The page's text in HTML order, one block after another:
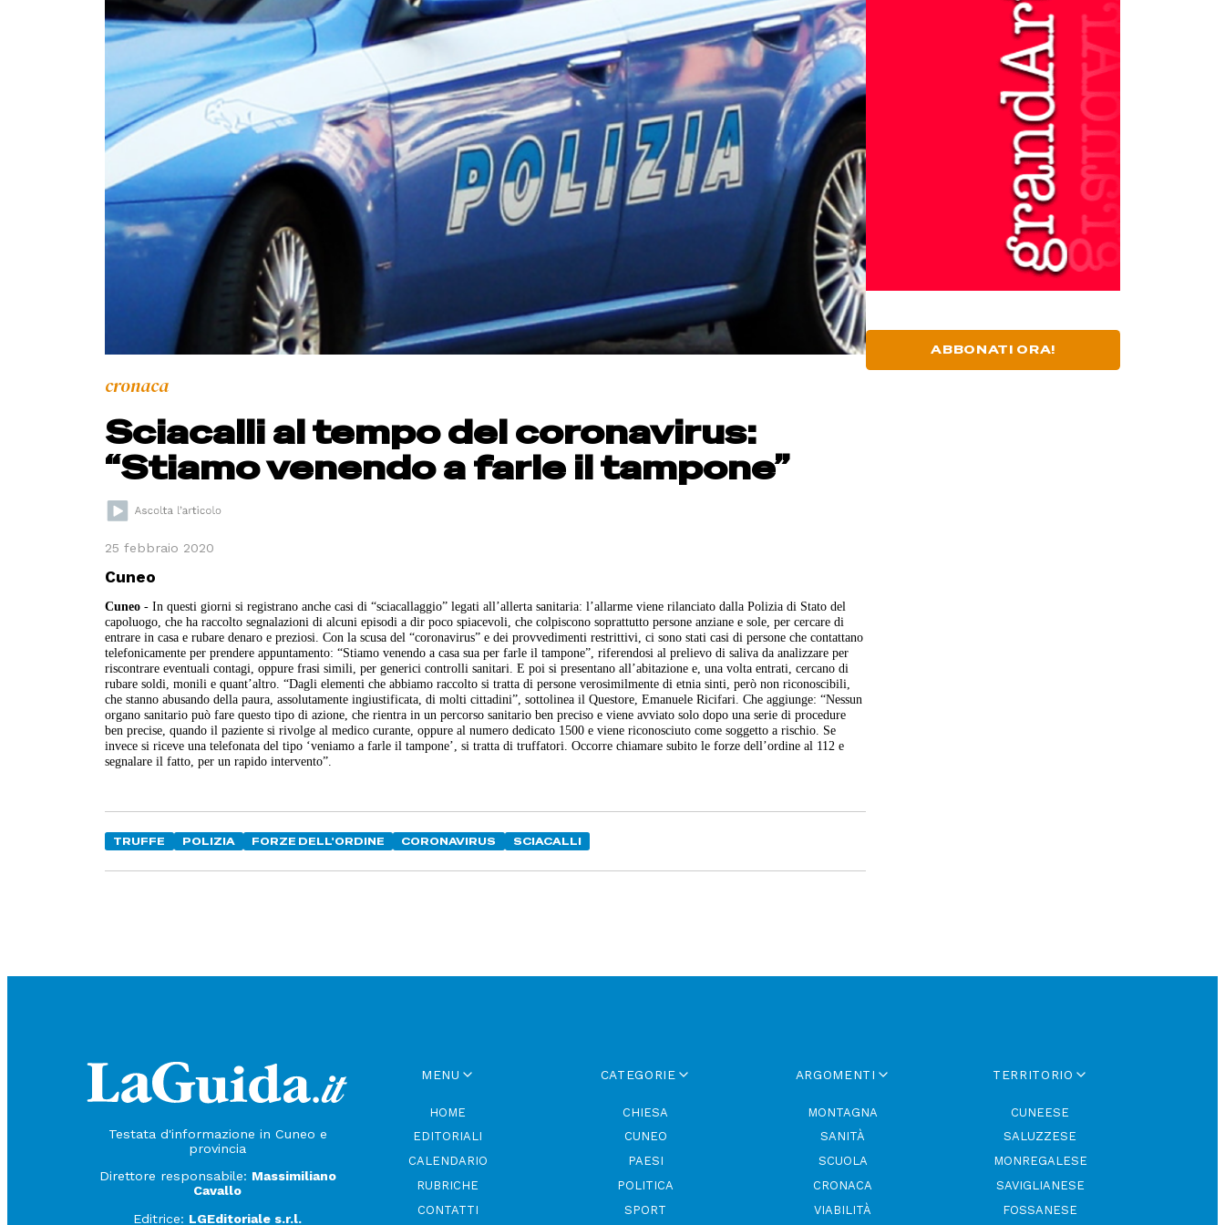
cronaca
Sciacalli al tempo del coronavirus:
“Stiamo venendo a farle il tampone”
25 febbraio 2020
Cuneo
Cuneo - In questi giorni si registrano anche casi di “sciacallaggio” legati all’allerta sanitaria: l’allarme viene rilanciato dalla Polizia di Stato del
capoluogo, che ha raccolto segnalazioni di alcuni episodi a dir poco spiacevoli, che colpiscono soprattutto persone anziane e sole, per cercare di
entrare in casa e rubare denaro e preziosi. Con la scusa del “coronavirus” e dei provvedimenti restrittivi, ci sono stati casi di persone che contattano
telefonicamente per prendere appuntamento: “Stiamo venendo a casa sua per farle il tampone”, riferendosi al prelievo di saliva da analizzare per
riscontrare eventuali contagi, oppure frasi simili, per generici controlli sanitari. E poi si presentano all’abitazione e, una volta entrati, cercano di
rubare soldi, monili e quant’altro. “Dagli elementi che abbiamo raccolto si tratta di persone verosimilmente di etnia sinti, però non riconoscibili,
che stanno abusando della paura, assolutamente ingiustificata, di molti cittadini”, sottolinea il Questore, Emanuele Ricifari. Che aggiunge: “Nessun
organo sanitario può fare questo tipo di azione, che rientra in un percorso sanitario ben preciso e viene avviato solo dopo una serie di procedure
ben precise, quando il paziente si rivolge al medico curante, oppure al numero dedicato 1500 e viene riconosciuto come soggetto a rischio. Se
invece si riceve una telefonata del tipo ‘veniamo a farle il tampone’, si tratta di truffatori. Occorre chiamare subito le forze dell’ordine al 112 e
segnalare il fatto, per un rapido intervento”.
TRUFFE POLIZIA FORZE DELL'ORDINE CORONAVIRUS SCIACALLI
ABBONATI ORA!
Testata d'informazione in Cuneo e
provincia
Direttore responsabile: Massimiliano
Cavallo
Editrice: LGEditoriale s.r.l.
MENU
HOME
EDITORIALI
CALENDARIO
RUBRICHE
CONTATTI
CATEGORIE
CHIESA
CUNEO
PAESI
POLITICA
SPORT
ARGOMENTI
MONTAGNA
SANITÀ
SCUOLA
CRONACA
VIABILITÀ
TERRITORIO
CUNEESE
SALUZZESE
MONREGALESE
SAVIGLIANESE
FOSSANESE